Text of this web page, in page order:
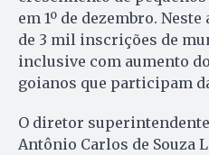
em 1º de dezembro.
de 3 mil inscrições de
inclusive com aumento
goianos que participam
O diretor superintendente
Antônio Carlos de Souza